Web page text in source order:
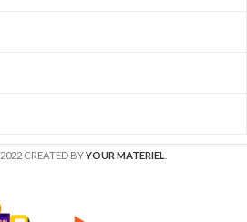
Interlaced(50 60Hz): 480i,576i,1080i
2022 CREATED BYYOUR MATERIEL